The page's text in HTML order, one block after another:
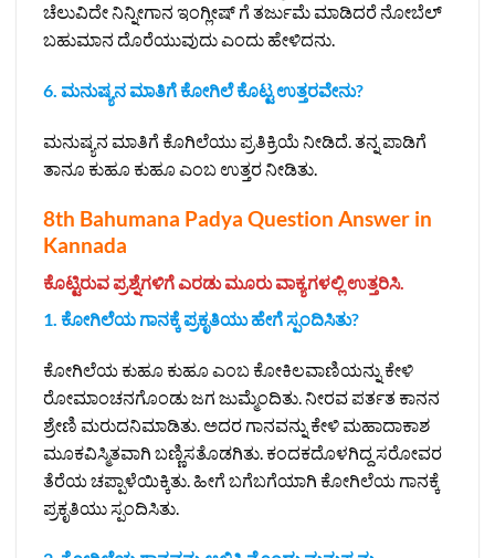
ಚೆಲುವಿದೇ ನಿನ್ನೀಗಾನ ಇಂಗ್ಲೀಷ್‌ ಗೆ ತರ್ಜುಮೆ ಮಾಡಿದರೆ ನೋಬೆಲ್‌
ಬಹುಮಾನ ದೊರೆಯುವುದು ಎಂದು ಹೇಳಿದನು.
6. ಮನುಷ್ಯನ ಮಾತಿಗೆ ಕೋಗಿಲೆ ಕೊಟ್ಟ ಉತ್ತರವೇನು?
ಮನುಷ್ಯನ ಮಾತಿಗೆ ಕೊಗಿಲೆಯು ಪ್ರತಿಕ್ರಿಯೆ ನೀಡಿದೆ. ತನ್ನ ಪಾಡಿಗೆ
ತಾನೂ ಕುಹೂ ಕುಹೂ ಎಂಬ ಉತ್ತರ ನೀಡಿತು.
8th Bahumana Padya Question Answer in
Kannada
ಕೊಟ್ಟಿರುವ ಪ್ರಶ್ನೆಗಳಿಗೆ ಎರಡು ಮೂರು ವಾಕ್ಯಗಳಲ್ಲಿ ಉತ್ತರಿಸಿ.
1. ಕೋಗಿಲೆಯ ಗಾನಕ್ಕೆ ಪ್ರಕೃತಿಯು ಹೇಗೆ ಸ್ಪಂದಿಸಿತು?
ಕೋಗಿಲೆಯ ಕುಹೂ ಕುಹೂ ಎಂಬ ಕೋಕಿಲವಾಣಿಯನ್ನು ಕೇಳಿ
ರೋಮಾಂಚನಗೊಂಡು ಜಗ ಜುಮ್ಮೆಂದಿತು. ನೀರವ ಪರ್ತತ ಕಾನನ
ಶ್ರೇಣಿ ಮರುದನಿಮಾಡಿತು. ಅದರ ಗಾನವನ್ನು ಕೇಳಿ ಮಹಾದಾಕಾಶ
ಮೂಕವಿಸ್ಮಿತವಾಗಿ ಬಣ್ಣಿಸತೊಡಗಿತು. ಕಂದಕದೊಳಗಿದ್ದ ಸರೋವರ
ತೆರೆಯ ಚಪ್ಪಾಳೆಯಿಕ್ಕಿತು. ಹೀಗೆ ಬಗೆಬಗೆಯಾಗಿ ಕೋಗಿಲೆಯ ಗಾನಕ್ಕೆ
ಪ್ರಕೃತಿಯು ಸ್ಪಂದಿಸಿತು.